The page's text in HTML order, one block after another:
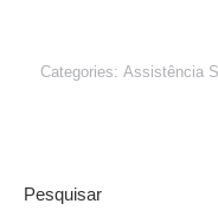
Categories: Assistência
Pesquisar